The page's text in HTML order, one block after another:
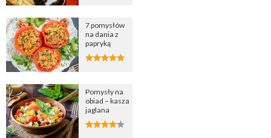
7 pomysłów
na dania z
papryką
Pomysły na
obiad – kasza
jaglana